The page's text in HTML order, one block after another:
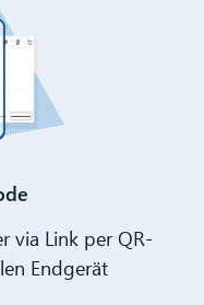
via Link per QR-
Endgerät